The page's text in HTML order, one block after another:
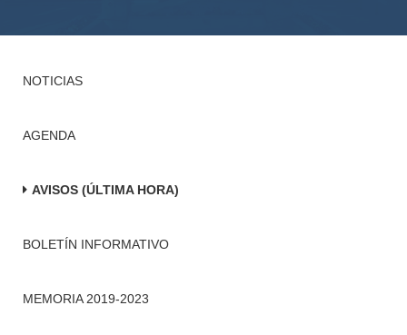
NOTICIAS
AGENDA
AVISOS (ÚLTIMA HORA)
BOLETÍN INFORMATIVO
MEMORIA 2019-2023